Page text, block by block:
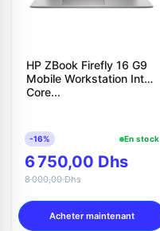
HP ZBook Firefly 16 G9
Mobile Workstation Intel
Core...
-16% En stock
6 750,00 Dhs
8 000,00 Dhs
Acheter maintenant